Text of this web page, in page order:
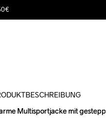
Multisportjacke mit
Multisportjacke mit